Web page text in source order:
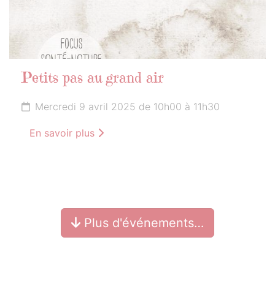
Petits pas au grand air
Mercredi 9 avril 2025 de 10h00 à 11h30
En savoir plus
Plus d'événements…